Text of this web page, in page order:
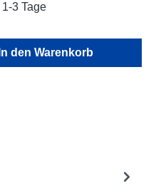
3 Tage
gewünschten
In den Warenkorb